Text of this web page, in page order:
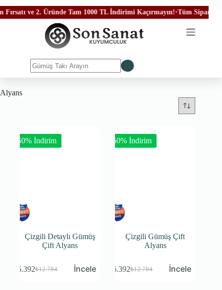
ve 2. Üründe Tam 1000 TL İndirimi Kaçırmayın!•Tüm Siparişleriniz
Alyans
-50% İndirim
Çizgili Detaylı Gümüş
Çift Alyans
₺12.784
6.392
-50% İndirim
Çizgili Gümüş Çift
Alyans
₺12.784
6.392